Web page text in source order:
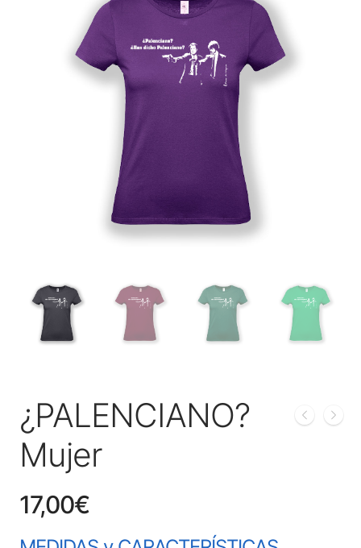
¿PALENCIANO?
Mujer
17,00€